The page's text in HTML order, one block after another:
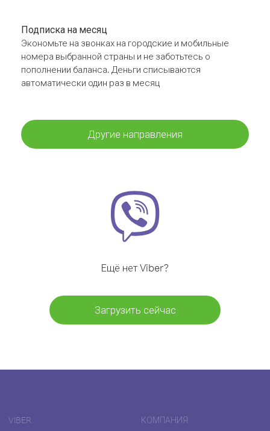
Подписка на месяц
Экономьте на звонках на городские и мобильные
номера выбранной страны и не заботьтесь о
пополнении баланса. Деньги списываются
автоматически один раз в месяц
Другие направления
Ещё нет Viber?
Загрузить сейчас
VIBER КОМПАНИЯ